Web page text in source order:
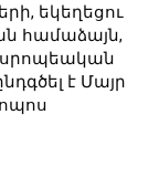
եկեղեցու
համաձայն,
է Մայր